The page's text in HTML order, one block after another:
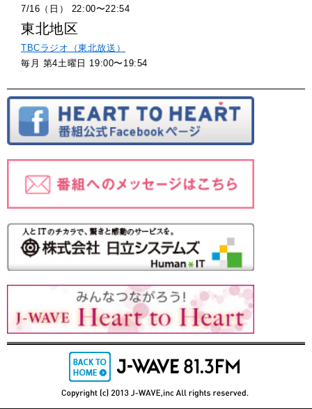
7/16（日） 22:00〜22:54
東北地区
TBCラジオ（東北放送）
毎月 第4土曜日 19:00〜19:54